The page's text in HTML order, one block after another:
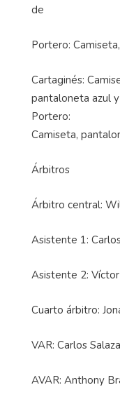
de
Portero:
Cartaginés:
pantaloneta azul
Portero:
Camiseta,
Árbitros
Árbitro central:
Asistente 1:
Asistente 2:
Cuarto árbitro:
VAR: Carlos
AVAR: Anthony